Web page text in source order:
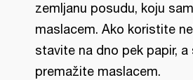
zemljanu posudu, koju
maslacem. Ako koristite
stavite na dno pek papir, a
premažite maslacem.